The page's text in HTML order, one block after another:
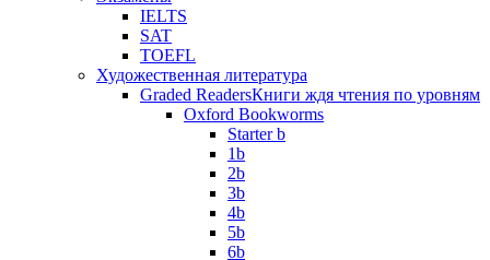
IELTS
SAT
TOEFL
Художественная литература
Graded ReadersКниги ждя чтения по уровням
Oxford Bookworms
Starter b
1b
2b
3b
4b
5b
6b